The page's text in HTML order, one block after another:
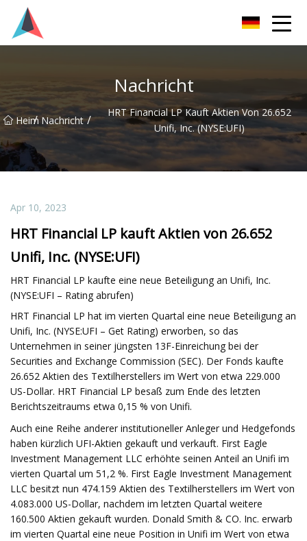
Nachricht
Heim
/ Nachricht /
HRT Financial LP Kauft Aktien Von 26.652
Unifi, Inc. (NYSE:UFI)
Apr 10, 2023
HRT Financial LP kauft Aktien von 26.652
Unifi, Inc. (NYSE:UFI)
HRT Financial LP kaufte eine neue Beteiligung an Unifi, Inc.
(NYSE:UFI – Rating abrufen)
HRT Financial LP hat im vierten Quartal eine neue Beteiligung an
Unifi, Inc. (NYSE:UFI – Get Rating) erworben, so das
Unternehmen in seiner jüngsten 13F-Einreichung bei der
Securities and Exchange Commission (SEC). Der Fonds kaufte
26.652 Aktien des Textilherstellers im Wert von etwa 229.000
US-Dollar. HRT Financial LP besaß zum Ende des letzten
Berichtszeitraums etwa 0,15 % von Unifi.
Auch eine Reihe anderer institutioneller Anleger und Hedgefonds
haben kürzlich UFI-Aktien gekauft und verkauft. First Eagle
Investment Management LLC erhöhte seinen Anteil an Unifi im
vierten Quartal um 51,2 %. First Eagle Investment Management
LLC besitzt nun 474.159 Aktien des Textilherstellers im Wert von
4.083.000 US-Dollar, nachdem im letzten Quartal weitere
160.500 Aktien gekauft wurden. Donald Smith & CO. Inc. erwarb
im vierten Quartal eine neue Position in Unifi im Wert von etwa